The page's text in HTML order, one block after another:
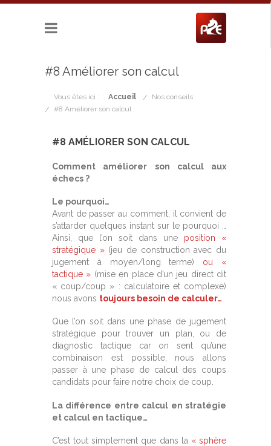
#8 Améliorer son calcul
Vous êtes ici : Accueil
Nos conseils
#8 Améliorer son calcul
#8 AMÉLIORER SON CALCUL
Comment améliorer son calcul aux
échecs ?
Le pourquoi…
Avant de passer au comment, il convient de
s’attarder quelques instant sur le pourquoi …
Ainsi, que l’on soit dans une position «
stratégique »(jeu de construction avec du
jugement à moyen/long terme) ou «
tactique » (mise en place d’un jeu direct dit
« coup/coup » : calculatoire et complexe)
nous avons toujours besoin de calculer…
Que l’on soit dans une phase de jugement
stratégique pour trouver un plan, ou de
diagnostic tactique car on sent qu’une
combinaison est possible, nous allons
passer à une phase de calcul des coups
candidats pour faire notre choix de coup.
La différence entre calcul en stratégie
et calcul en tactique…
C’est tout simplement que dans la « sphère